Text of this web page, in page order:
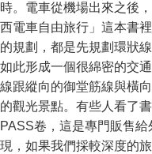
時。電車從機場出來之後
西電車自由旅行」這本書
的規劃，都是先規劃環狀
如此形成一個很綿密的交
線跟縱向的御堂筋線與橫
的觀光景點。有些人看了
PASS卷，這是專門販售
現，如果我們採較深度的